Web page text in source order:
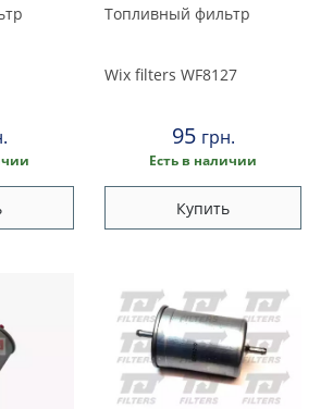
filters
Топливный фильтр
Wix filters WF8127
95 грн.
Есть в наличии
Купить